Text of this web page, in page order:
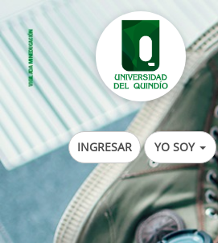
INGRESAR YO SOY